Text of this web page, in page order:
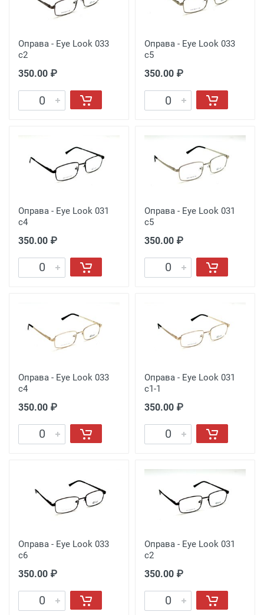
Оправа - Eye Look 033
c2
350.00 ₽
Оправа - Eye Look 033
c5
350.00 ₽
Оправа - Eye Look 031
c4
350.00 ₽
Оправа - Eye Look 031
c5
350.00 ₽
Оправа - Eye Look 033
c4
350.00 ₽
Оправа - Eye Look 031
c1-1
350.00 ₽
Оправа - Eye Look 033
c6
350.00 ₽
Оправа - Eye Look 031
c2
350.00 ₽